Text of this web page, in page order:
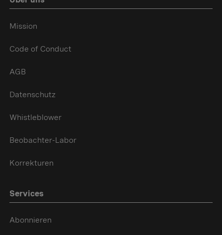
Mission
Code of Conduct
AGB
Datenschutz
Whistleblower
Beobachter-Labor
Korrekturen
Services
Abonnieren